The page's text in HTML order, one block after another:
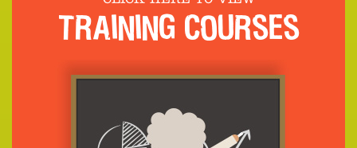
TRAINING COURSES